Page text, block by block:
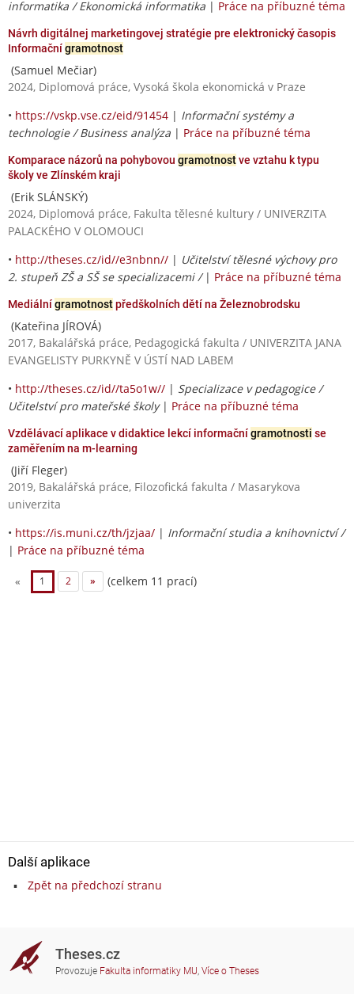
informatika / Ekonomická informatika | Práce na příbuzné téma
Návrh digitálnej marketingovej stratégie pre elektronický časopis
Informačnígramotnost
(Samuel Mečiar)
2024, Diplomová práce, Vysoká škola ekonomická v Praze
• https://vskp.vse.cz/eid/91454 | Informační systémy a
technologie / Business analýza | Práce na příbuzné téma
Komparace názorů na pohybovou gramotnostve vztahu k typu
školy ve Zlínském kraji
(Erik SLÁNSKÝ)
2024, Diplomová práce, Fakulta tělesné kultury / UNIVERZITA
PALACKÉHO V OLOMOUCI
• http://theses.cz/id//e3nbnn// | Učitelství tělesné výchovy pro
2. stupeň ZŠ a SŠ se specializacemi / | Práce na příbuzné téma
Mediálnígramotnostpředškolních dětí na Železnobrodsku
(Kateřina JÍROVÁ)
2017, Bakalářská práce, Pedagogická fakulta / UNIVERZITA JANA
EVANGELISTY PURKYNĚ V ÚSTÍ NAD LABEM
• http://theses.cz/id//ta5o1w// | Specializace v pedagogice /
Učitelství pro mateřské školy| Práce na příbuzné téma
Vzdělávací aplikace v didaktice lekcí informačnígramotnosti se
zaměřením na m-learning
(Jiří Fleger)
2019, Bakalářská práce, Filozofická fakulta / Masarykova
univerzita
• https://is.muni.cz/th/jzjaa/ | Informační studia a knihovnictví /
| Práce na příbuzné téma
« 1 2 » (celkem 11 prací)
Další aplikace
Zpět na předchozí stranu
Theses.cz
Provozuje Fakulta informatiky MU, Více o Theses